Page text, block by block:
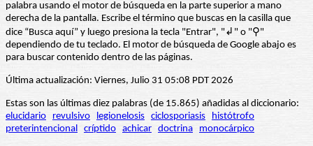
palabra usando el motor de búsqueda en la parte superior a mano
derecha de la pantalla. Escribe el término que buscas en la casilla que
dice “Busca aquí” y luego presiona la tecla "Entrar", "↲" o "⚲"
dependiendo de tu teclado. El motor de búsqueda de Google abajo es
para buscar contenido dentro de las páginas.
Última actualización: Viernes, Julio 31 05:08 PDT 2026
Estas son las últimas diez palabras (de 15.865) añadidas al diccionario:
elucidario
revulsivo legionelosis ciclosporiasis
histótrofo
preterintencional críptido achicar doctrina monocárpico